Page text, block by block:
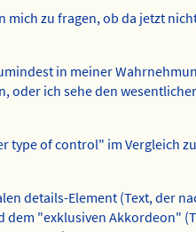
mich zu fragen, ob da jetzt
in meiner
oder ich sehe den
type of control" im Vergleich
details-Element (Text, der
dem "exklusiven Akkordeon"